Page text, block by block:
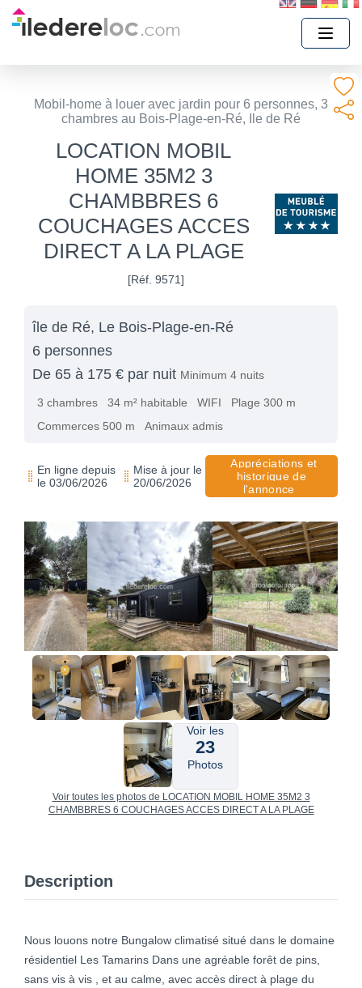
Mobil-home à louer avec jardin pour 6 personnes, 3
chambres au Bois-Plage-en-Ré, Ile de Ré
LOCATION MOBIL
HOME 35M2 3
CHAMBBRES 6
COUCHAGES ACCES
DIRECT A LA PLAGE
[Réf. 9571]
île de Ré, Le Bois-Plage-en-Ré
6 personnes
De 65 à 175 € par nuit Minimum 4 nuits
3 chambres 34 m² habitable WIFI
Plage 300 m
Commerces 500 m
Animaux admis
En ligne depuis
le 03/06/2026
Mise à jour le
20/06/2026
Appréciations et
historique de
l'annonce
Voir les
23
Photos
Voir toutes les photos de LOCATION MOBIL HOME 35M2 3
CHAMBBRES 6 COUCHAGES ACCES DIRECT A LA PLAGE
Description
Nous louons notre Bungalow climatisé situé dans le domaine
résidentiel Les Tamarins Dans une agréable forêt de pins,
sans vis à vis , et au calme, avec accès direct à plage du